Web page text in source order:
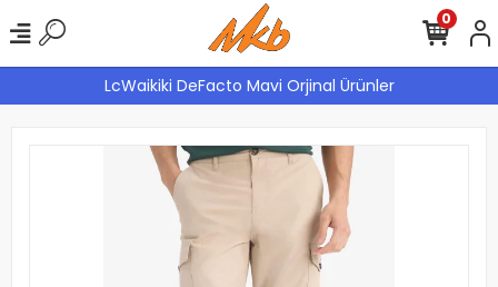
LcWaikiki DeFacto Mavi Orjinal Ürünler
0